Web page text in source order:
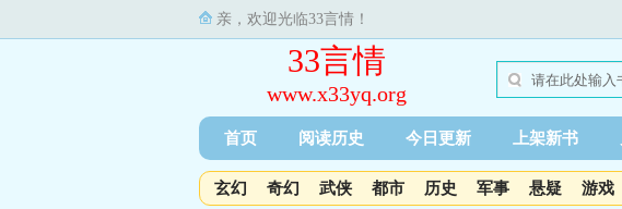
亲，欢迎光临33言情！
33言情
www.x33yq.org
首页 阅读历史 今日更新 上架新书
玄幻 奇幻 武侠 都市 历史 军事 悬疑 游戏